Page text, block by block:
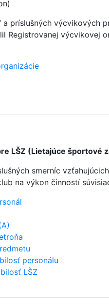
a príslušných výcvikových
Registrovanej výcvikovej
LŠZ (Lietajúce športové
smerníc
na výkon činností
personálu
LŠZ